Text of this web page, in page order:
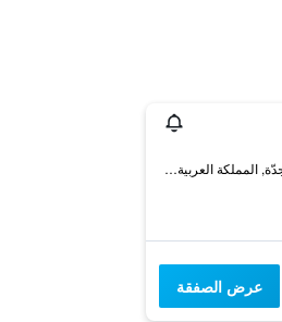
حي الشاطئ، طريق الكورنيش, جدّة, المملكة العربية السعودية
عرض الصفقة